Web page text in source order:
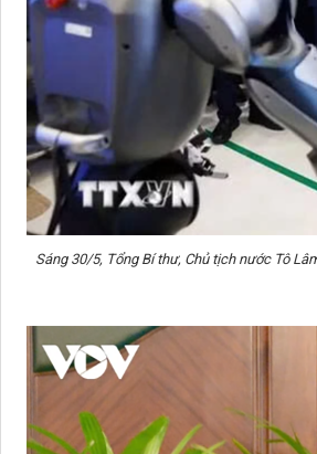
Sáng 30/5, Tổng Bí thư, Chủ tịch nước Tô